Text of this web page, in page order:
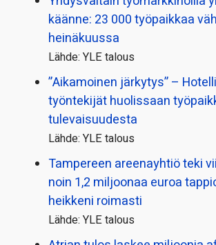
käänne: 23 000 työpaikkaa
heinäkuussa
Lähde: YLE talous
”Aikamoinen järkytys” –
työntekijät huolissaan
tulevaisuudesta
Lähde: YLE talous
Tampereen areenayhtiö teki
noin 1,2 miljoonaa euroa
heikkeni roimasti
Lähde: YLE talous